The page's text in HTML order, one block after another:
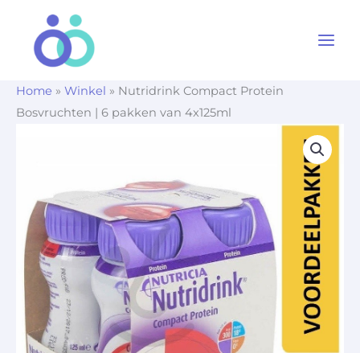
Home » Winkel » Nutridrink Compact Protein
Bosvruchten | 6 pakken van 4x125ml